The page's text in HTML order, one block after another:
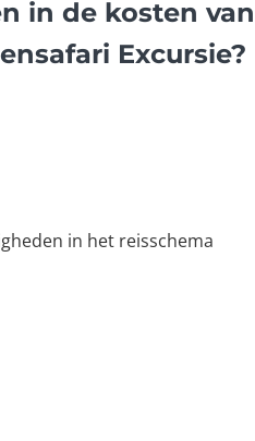
in de kosten van
Excursie?
in het reisschema